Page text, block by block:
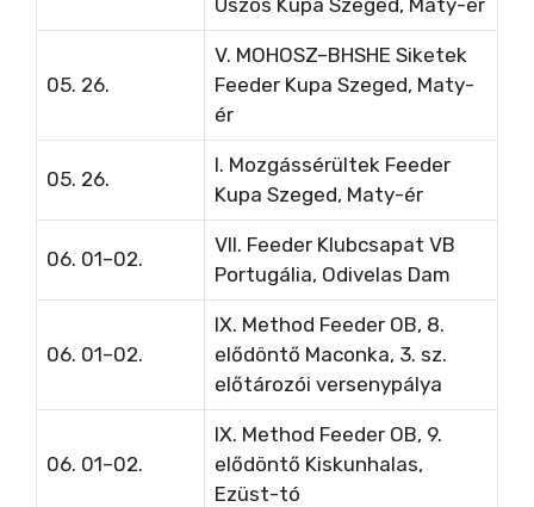
Úszós Kupa Szeged, Maty-ér
05. 26.
V. MOHOSZ–BHSHE Siketek
Feeder Kupa Szeged, Maty-
ér
05. 26.
I. Mozgássérültek Feeder
Kupa Szeged, Maty-ér
06. 01–02.
VII. Feeder Klubcsapat VB
Portugália, Odivelas Dam
06. 01–02.
IX. Method Feeder OB, 8.
elődöntő Maconka, 3. sz.
előtározói versenypálya
06. 01–02.
IX. Method Feeder OB, 9.
elődöntő Kiskunhalas,
Ezüst-tó